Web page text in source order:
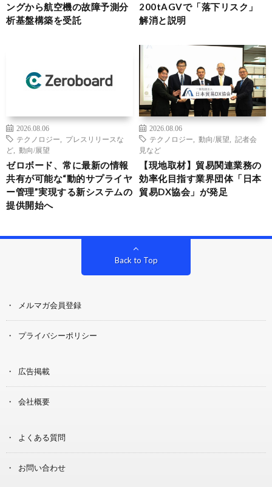
ングから航空機の故障予測分
析基盤構築を受託
200tAGVで「落下リスク」
解消と説明
2026.08.06
テクノロジー
プレスリリースな
ど
動向/展望
ゼロボード、常に最新の情報
共有が可能な“動的サプライヤ
ー管理”実現する新システムの
提供開始へ
2026.08.06
テクノロジー
動向/展望
記者会
見など
【現地取材】貿易関連業務の
効率化目指す業界団体「日本
貿易DX協会」が発足
Back to Top
メルマガ会員登録
プライバシーポリシー
広告掲載
会社概要
よくある質問
お問い合わせ